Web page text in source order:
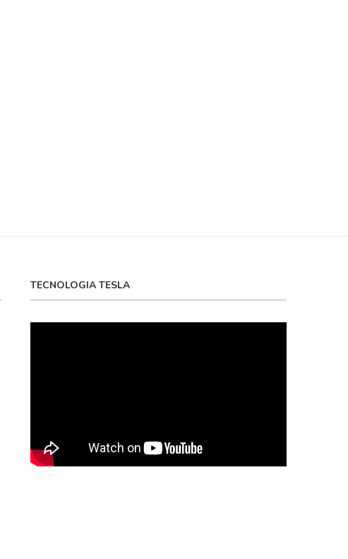
TECNOLOGIA TESLA